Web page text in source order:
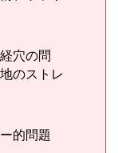
穴の問
のストレ
的問題